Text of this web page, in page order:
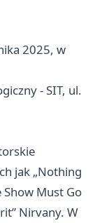
2025, w
- SIT, ul.
jak „Nothing
Show Must Go
Nirvany. W